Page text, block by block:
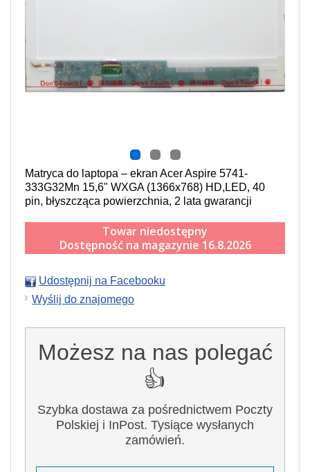
Matryca do laptopa – ekran Acer Aspire 5741-
333G32Mn 15,6" WXGA (1366x768) HD,LED, 40
pin, błyszcząca powierzchnia, 2 lata gwarancji
Towar niedostępny
Dostępność na magazynie 16.8.2026
Udostępnij na Facebooku
Wyślij do znajomego
Możesz na nas polegać
👍
Szybka dostawa za pośrednictwem Poczty
Polskiej i InPost. Tysiące wysłanych
zamówień.